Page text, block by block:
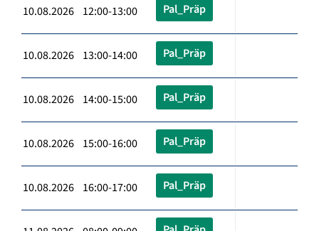
10.08.2026 12:00-13:00 Pal_Präp
10.08.2026 13:00-14:00 Pal_Präp
10.08.2026 14:00-15:00 Pal_Präp
10.08.2026 15:00-16:00 Pal_Präp
10.08.2026 16:00-17:00 Pal_Präp